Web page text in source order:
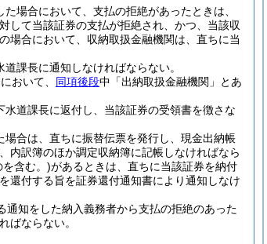
場合において、支払の拒絶があったときは、
して当該証券の支払が拒絶され、かつ、当該収
場合において、収納取扱金融機関は、直ちに当
課長に通知しなければならない。
おいて、 同項後段中「出納取扱金融機関」とあ
道課長に返付し、当該証券の受領書を徴さな
合は、直ちに振替伝票を発行し、現金出納帳
内訳簿のほか調定収納簿に記帳しなければなら
含む。)があるときは、直ちに当該証券を納付
還付する旨を証券還付通知書により通知しなけ
通知をした納入義務者から支払の拒絶のあった
ばならない。